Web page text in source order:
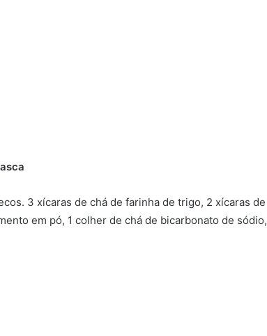
3 xícaras de chá de farinha de trigo, 2 xícaras de
em pó, 1 colher de chá de bicarbonato de sódio,